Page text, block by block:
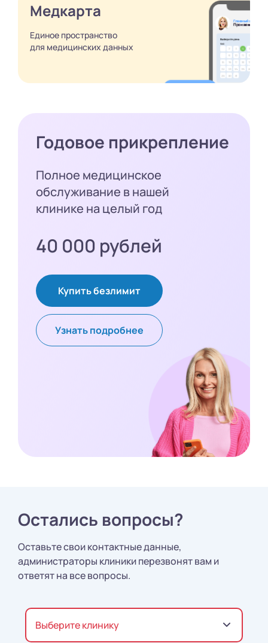
Медкарта
Единое пространство
для медицинских данных
Годовое прикрепление
Полное медицинское
обслуживание в нашей
клинике на целый год
40 000 рублей
Купить безлимит
Узнать подробнее
Остались вопросы?
Оставьте свои контактные данные,
администраторы клиники перезвонят вам и
ответят на все вопросы.
Выберите клинику